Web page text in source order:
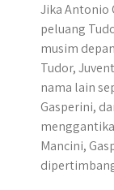
Jika Antonio
peluang
musim
Tudor,
nama lain
Gasperini,
Mancini,